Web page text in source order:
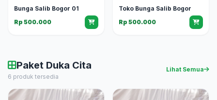
Bunga Salib Bogor 01
Rp 500.000
Toko Bunga Salib Bogor
Rp 500.000
Paket Duka Cita
6 produk tersedia
Lihat Semua